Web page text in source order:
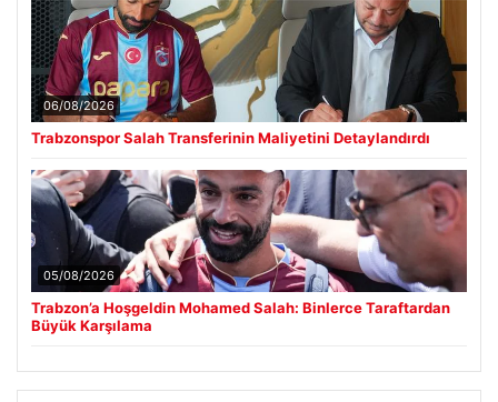
06/08/2026
Trabzonspor Salah Transferinin Maliyetini Detaylandırdı
05/08/2026
Trabzon’a Hoşgeldin Mohamed Salah: Binlerce Taraftardan
Büyük Karşılama